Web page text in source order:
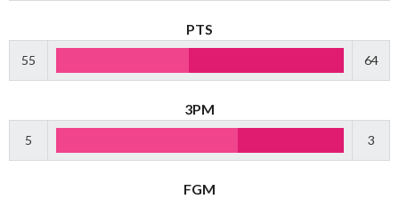
PTS
55 64
3PM
5 3
FGM